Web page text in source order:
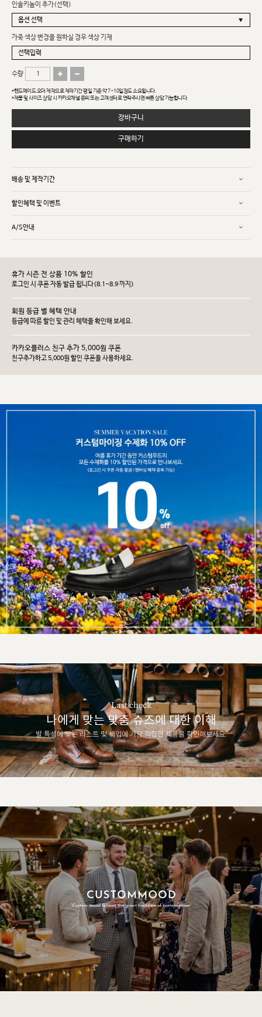
인솔키높이 추가(선택)
가죽 색상 변경을 원하실 경우 색상 기재
수량
*핸드메이드 오더 제작으로 제작기간 평일 기준 약 7~10일정도 소요됩니다.
*제품 및 사이즈 상담 시 카카오채널 문의 또는 고객센터로 연락주시면 빠른 상담 가능합니다.
장바구니
구매하기
배송 및 제작기간
할인혜택 및 이벤트
A/S안내
휴가 시즌 전 상품 10% 할인
로그인 시 쿠폰 자동 발급 됩니다(8.1~8.9 까지)
회원 등급 별 혜택 안내
등급에 따른 할인 및 관리 헤택을 확인해 보세요.
카카오플러스 친구 추가 5,000원 쿠폰
친구추가하고 5,000원 할인 쿠폰을 사용하세요.
Last check
나에게 맞는 맞춤 슈즈에 대한 이해
발 특성에 맞는 라스트 및 쉐입에 가장 적합한 제품을 확인해보세요.